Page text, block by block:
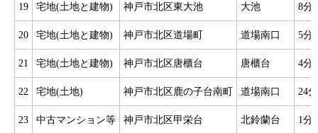
19 宅地(土地と建物) 神戸市北区東大池 大池 8分
20 宅地(土地と建物) 神戸市北区道場町 道場南口 5分
21 宅地(土地と建物) 神戸市北区唐櫃台 唐櫃台 4分
22 宅地(土地) 神戸市北区鹿の子台南町 道場南口 24分
23 中古マンション等 神戸市北区甲栄台 北鈴蘭台 1分